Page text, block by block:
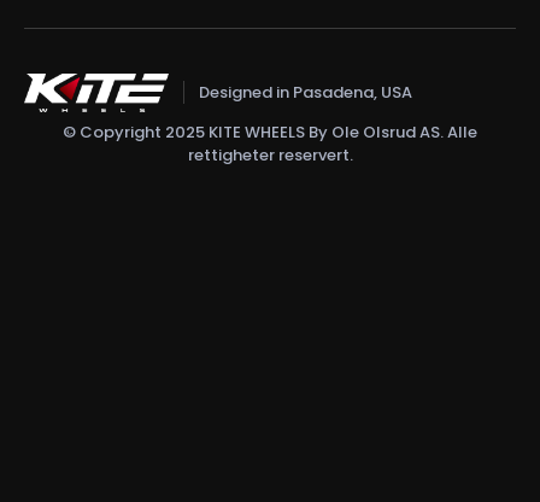
Designed in Pasadena, USA
© Copyright 2025 KITE WHEELS By Ole Olsrud AS. Alle
rettigheter reservert.